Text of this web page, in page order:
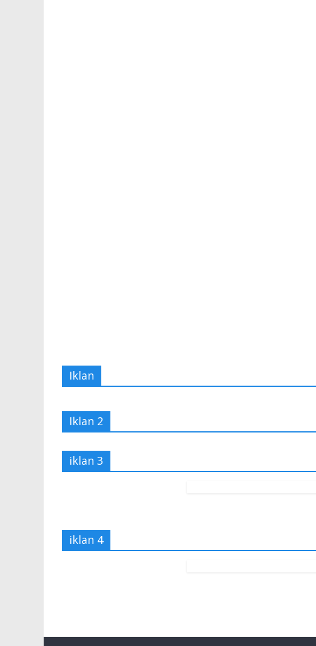
Iklan
Iklan 2
iklan 3
iklan 4